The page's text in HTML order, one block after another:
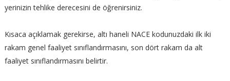
yerinizin tehlike derecesini de öğrenirsiniz.
Kısaca açıklamak gerekirse, altı haneli NACE kodunuzdaki ilk iki
rakam genel faaliyet sınıflandırmasını, son dört rakam da alt
faaliyet sınıflandırmasını belirtir.